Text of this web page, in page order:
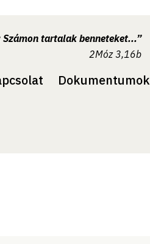
tartalak benneteket...”
2Móz 3,16b
Dokumentumok